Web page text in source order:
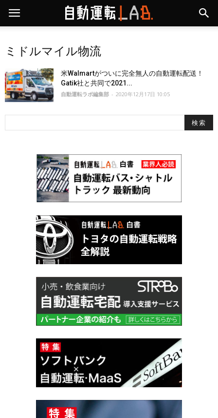
ミドルマイル物流
米Walmartがついに完全無人の自動運転配送！
Gatik社と共同で2021...
自動運転ラボ編集部 - 2020年12月17日 10:05